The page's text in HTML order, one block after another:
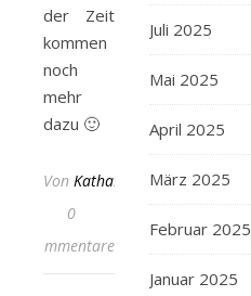
der Zeit
kommen
noch
mehr
dazu 🙂
Von KathaFlauschi
0
Kommentare
Juli 2025
Mai 2025
April 2025
März 2025
Februar 2025
Januar 2025